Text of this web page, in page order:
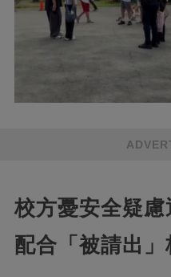
校方憂安全疑
配合「被請出」